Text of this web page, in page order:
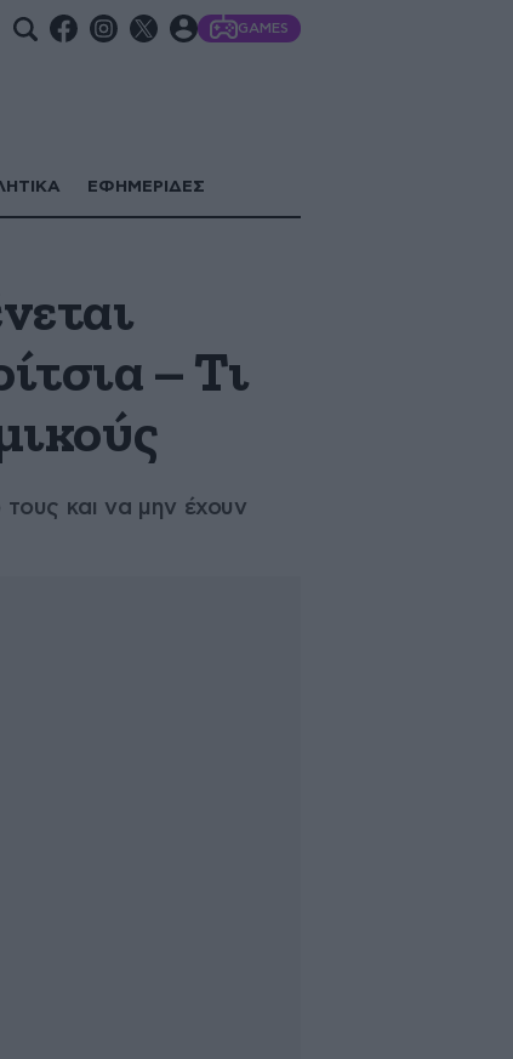
GAMES
ΕΦΗΜΕΡΙΔΕΣ
– Τι
τους και να μην έχουν